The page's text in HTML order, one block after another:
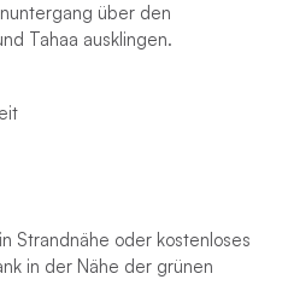
über den
Tahaa ausklingen.
Strandnähe oder kostenloses
in der Nähe der grünen